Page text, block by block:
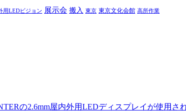
用LEDビジョン 展示会 搬入 東京 東京文化会館 高所作業
の2.6mm屋内外用LEDディスプレイが使用さ